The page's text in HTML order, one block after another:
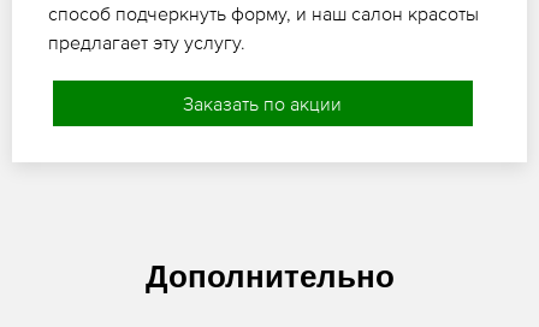
способ подчеркнуть форму, и наш салон красоты
предлагает эту услугу.
Заказать по акции
Дополнительно